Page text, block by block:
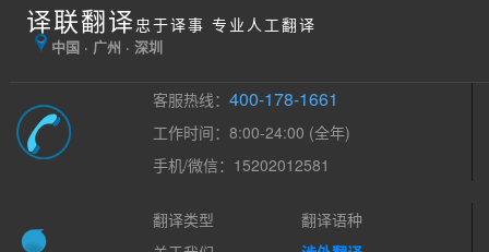
译联翻译 忠于译事 专业人工翻译
中国 · 广州 · 深圳
客服热线：400-178-1661
工作时间：8:00-24:00 (全年)
手机/微信：15202012581
翻译类型
翻译语种